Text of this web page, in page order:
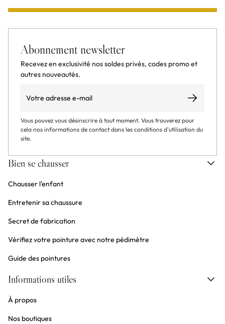
Abonnement newsletter
Recevez en exclusivité nos soldes privés, codes promo et
autres nouveautés.
S’abonner
Vous pouvez vous désinscrire à tout moment. Vous trouverez pour
cela nos informations de contact dans les conditions d'utilisation du
site.
Bien se chausser
Chausser l'enfant
Entretenir sa chaussure
Secret de fabrication
Vérifiez votre pointure avec notre pédimètre
Guide des pointures
Informations utiles
À propos
Nos boutiques